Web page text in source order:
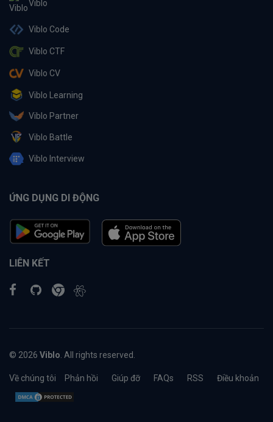
Viblo
Viblo Code
Viblo CTF
Viblo CV
Viblo Learning
Viblo Partner
Viblo Battle
Viblo Interview
ỨNG DỤNG DI ĐỘNG
LIÊN KẾT
© 2026 Viblo . All rights reserved.
Về chúng tôi Phản hồi Giúp đỡ FAQs RSS Điều khoản